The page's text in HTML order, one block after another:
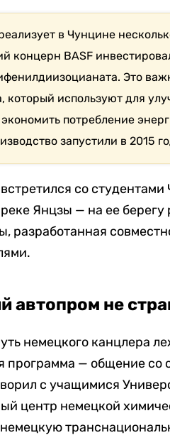
в Чунцине
концерн BASF
Это
который используют для
экономить потребление
запустили в 2015
со
Янцзы — на ее
разработанная
автопром не
немецкого канцлера
программа — общение со
с учащимися
центр немецкой